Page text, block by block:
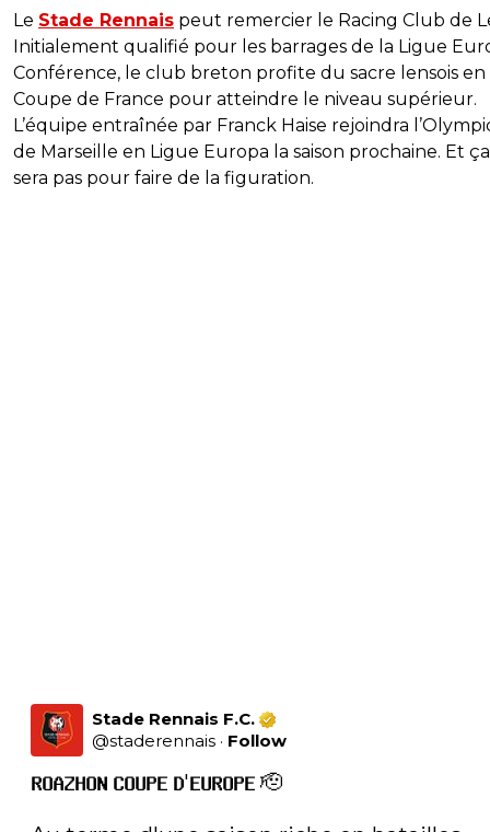
Le Stade Rennais peut remercier le Racing Club de
Initialement qualifié pour les barrages de la Ligue
Conférence, le club breton profite du sacre lensois en
Coupe de France pour atteindre le niveau supérieur.
L’équipe entraînée par Franck Haise rejoindra
de Marseille en Ligue Europa la saison prochaine. Et
sera pas pour faire de la figuration.
Stade Rennais F.C.
@staderennais · Follow
𝗥𝗢𝗔𝗭𝗛𝗢𝗡 𝗖𝗢𝗨𝗣𝗘 𝗗'𝗘𝗨𝗥𝗢𝗣𝗘 🫡